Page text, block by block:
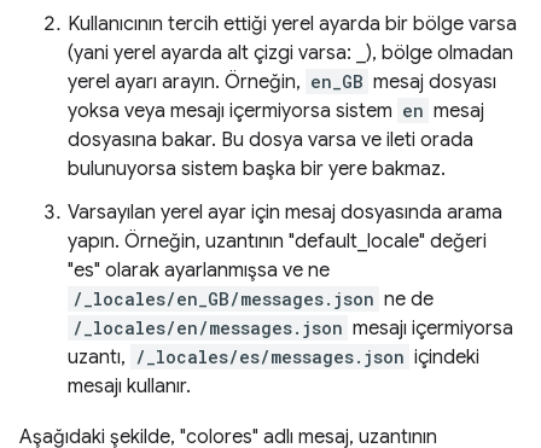
Kullanıcının tercih ettiği yerel ayarda bir bölge varsa
(yani yerel ayarda alt çizgi varsa: _), bölge olmadan
yerel ayarı arayın. Örneğin, en_GB mesaj dosyası
yoksa veya mesajı içermiyorsa sistem en mesaj
dosyasına bakar. Bu dosya varsa ve ileti orada
bulunuyorsa sistem başka bir yere bakmaz.
Varsayılan yerel ayar için mesaj dosyasında arama
yapın. Örneğin, uzantının "default_locale" değeri
"es" olarak ayarlanmışsa ve ne
/_locales/en_GB/messages.json ne de
/_locales/en/messages.json mesajı içermiyorsa
uzantı, /_locales/es/messages.json içindeki
mesajı kullanır.
Aşağıdaki şekilde, "colores" adlı mesaj, uzantının